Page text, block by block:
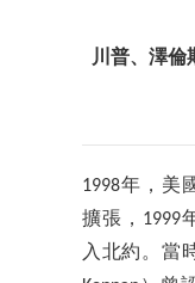
川普、澤倫
1998年，美
擴張，1999
入北約。當